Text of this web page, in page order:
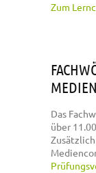
Zum
Das
über